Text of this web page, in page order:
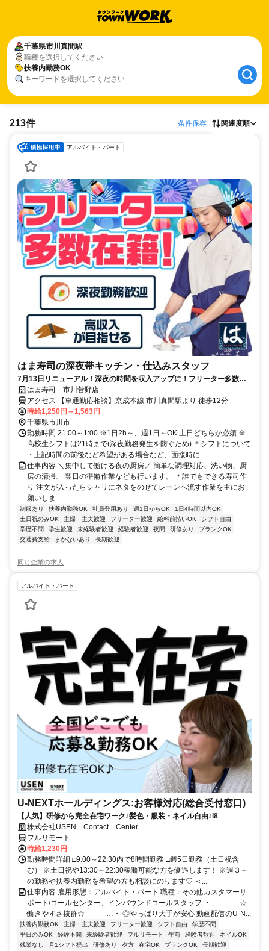
千葉県市川真間駅
職種を選択してください
扶養内勤務OK
キーワードを選択してください
213件 条件保存 関連度順
アルバイト・パート
はま寿司の深夜帯キッチン・仕込みスタッフ
7月13日リニューアル！深夜の時間を収入アップに！フリーター多数活
躍中♪高収入を目指せる環境です！
はま寿司 市川菅野店
アクセス 【車通勤応相談】京成本線 市川真間駅より 徒歩12分
時給1,250円～1,563円
千葉県市川市
勤務時間 21:00～1:00 ※1日2h～、週1日～OK 土日どちらか必須 ※
高校生シフトは21時まで(深夜勤務発生を防ぐため) ＊シフトについて
・上記時間の前後など希望がある場合など、面接時に...
仕事内容 ＼集中して働ける夜の厨房／ 簡単な調理対応、洗い物、厨
房の清掃、 翌日の準備作業なども行います。 ＊誰でもできる寿司作
り 注文が入ったらシャリにネタをのせてレーンへ流す作業を主にお
願いしま...
制服あり 扶養内勤務OK 社員登用あり 週1日からOK
1日4時間以内OK
土日祝のみOK
主婦・主夫歓迎 フリーター歓迎 給料前払いOK
シフト自由
学歴不問
学生歓迎 未経験者歓迎 経験者歓迎 夜間 研修あり
ブランクOK
交通費支給
まかないあり 長期歓迎
同じ企業の求人
アルバイト・パート
U-NEXTホールディングス:お客様対応(総合受付窓口)
【人気】研修から完全在宅ワーク♪髪色・服装・ネイル自由♪i8
株式会社USEN Contact Center
フルリモート
時給1,230円
勤務時間詳細 □9:00～22:30内で8時間勤務 □週5日勤務（土日祝含
む） ※土日祝や13:30～22:30稼働可能な方を優遇します！ ※週３～
の勤務や扶養内勤務を希望の方も相談にのります♡ ＜...
仕事内容 雇用形態：アルバイト・パート 職種：その他カスタマーサ
ポート/コールセンター、インバウンドコールスタッフ ・…―――☆
働きやすさ抜群☆―――…・ ◎やっぱり大手が安心 動画配信のU-N...
扶養内勤務OK 主婦・主夫歓迎 フリーター歓迎 シフト自由
学歴不問
平日のみOK
経験不問 未経験者歓迎 フルリモート 午前 経験者歓迎
ネイルOK
残業なし
月1シフト提出 研修あり 夕方 在宅OK ブランクOK
長期歓迎